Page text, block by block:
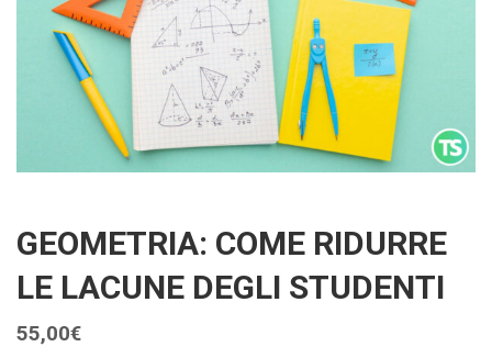
GEOMETRIA: COME RIDURRE
LE LACUNE DEGLI STUDENTI
55,00€